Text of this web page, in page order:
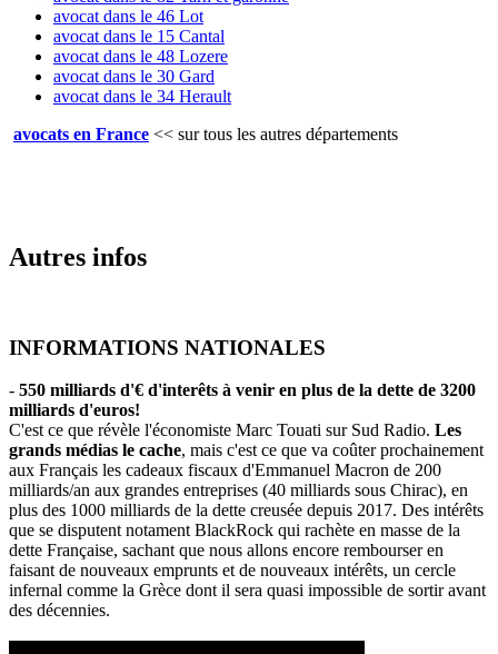
avocat dans le 46 Lot
avocat dans le 15 Cantal
avocat dans le 48 Lozere
avocat dans le 30 Gard
avocat dans le 34 Herault
avocats en France << sur tous les autres départements
Autres infos
INFORMATIONS NATIONALES
- 550 milliards d'€ d'interêts à venir en plus de la dette de 3200
milliards d'euros!
C'est ce que révèle l'économiste Marc Touati sur Sud Radio. Les
grands médias le cache, mais c'est ce que va coûter prochainement
aux Français les cadeaux fiscaux d'Emmanuel Macron de 200
milliards/an aux grandes entreprises (40 milliards sous Chirac), en
plus des 1000 milliards de la dette creusée depuis 2017. Des intérêts
que se disputent notament BlackRock qui rachète en masse de la
dette Française, sachant que nous allons encore rembourser en
faisant de nouveaux emprunts et de nouveaux intérêts, un cercle
infernal comme la Grèce dont il sera quasi impossible de sortir avant
des décennies.